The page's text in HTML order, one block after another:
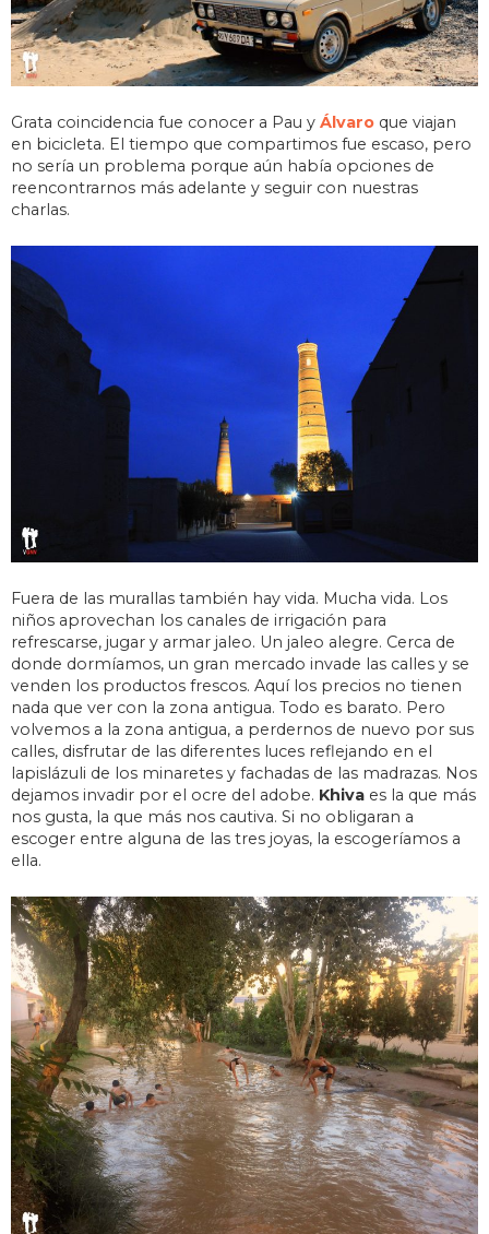
Grata coincidencia fue conocer a Pau y Álvaro que viajan
en bicicleta. El tiempo que compartimos fue escaso, pero
no sería un problema porque aún había opciones de
reencontrarnos más adelante y seguir con nuestras
charlas.
Fuera de las murallas también hay vida. Mucha vida. Los
niños aprovechan los canales de irrigación para
refrescarse, jugar y armar jaleo. Un jaleo alegre. Cerca de
donde dormíamos, un gran mercado invade las calles y se
venden los productos frescos. Aquí los precios no tienen
nada que ver con la zona antigua. Todo es barato. Pero
volvemos a la zona antigua, a perdernos de nuevo por sus
calles, disfrutar de las diferentes luces reflejando en el
lapislázuli de los minaretes y fachadas de las madrazas. Nos
dejamos invadir por el ocre del adobe. Khiva es la que más
nos gusta, la que más nos cautiva. Si no obligaran a
escoger entre alguna de las tres joyas, la escogeríamos a
ella.